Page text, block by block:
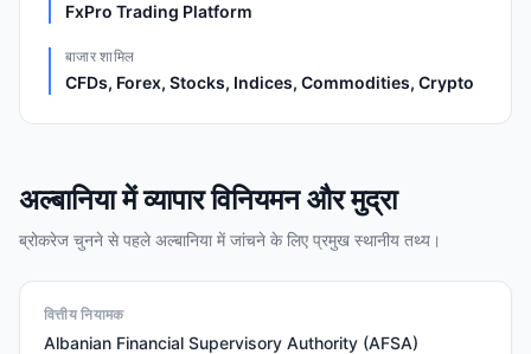
FxPro Trading Platform
बाजार शामिल
CFDs, Forex, Stocks, Indices, Commodities, Crypto
अल्बानिया में व्यापार विनियमन और मुद्रा
ब्रोकरेज चुनने से पहले अल्बानिया में जांचने के लिए प्रमुख स्थानीय तथ्य।
वित्तीय नियामक
Albanian Financial Supervisory Authority (AFSA)